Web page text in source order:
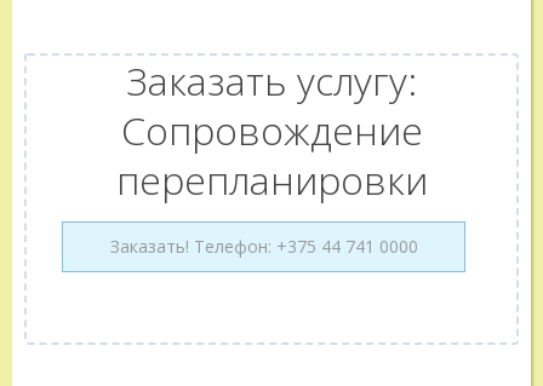
Заказать услугу:
Сопровождение
перепланировки